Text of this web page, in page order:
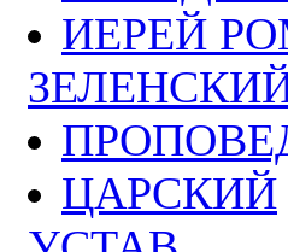
ИЕРЕЙ
ЦАРСКИЙ